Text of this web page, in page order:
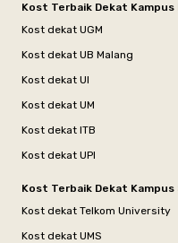
Kost Terbaik Dekat Kampus
Kost dekat UGM
Kost dekat UB Malang
Kost dekat UI
Kost dekat UM
Kost dekat ITB
Kost dekat UPI
Kost Terbaik Dekat Kampus
Kost dekat Telkom University
Kost dekat UMS